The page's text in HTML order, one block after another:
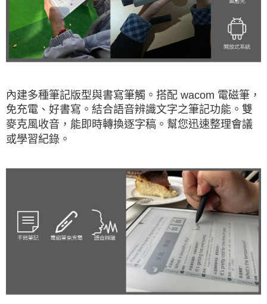
內建多種筆記版型與書寫筆觸。搭配 wacom 電磁筆，
免充電、好書寫。結合語音辨識文字之筆記功能。雙
麥克風收音，能即時轉換逐字稿。幫您迅速整理會議
或學習紀錄。